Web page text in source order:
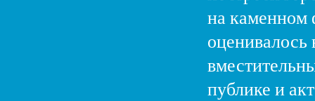
на каменном
оценивалось
публике и